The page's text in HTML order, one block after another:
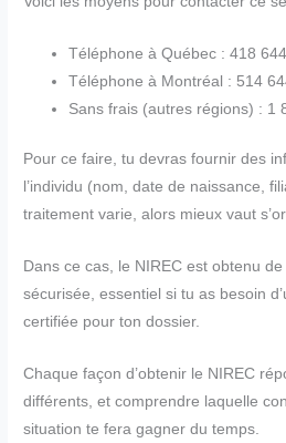
Téléphone à Québec : 418
Téléphone à Montréal : 514
Sans frais (autres régions) : 1
Pour ce faire, tu devras fournir des
l’individu (nom, date de naissance,
traitement varie, alors mieux vaut
Dans ce cas, le NIREC est obtenu
sécurisée, essentiel si tu as besoin
certifiée pour ton dossier.
Chaque façon d’obtenir le NIREC
différents, et comprendre laquelle
situation te fera gagner du temps.